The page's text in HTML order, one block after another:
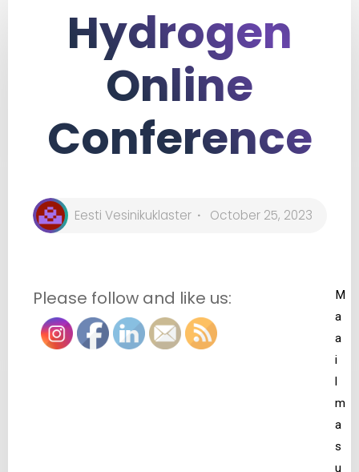
Hydrogen
Online
Conference
Eesti Vesinikuklaster October 25, 2023
Please follow and like us:
M
a
a
i
l
m
a
s
u